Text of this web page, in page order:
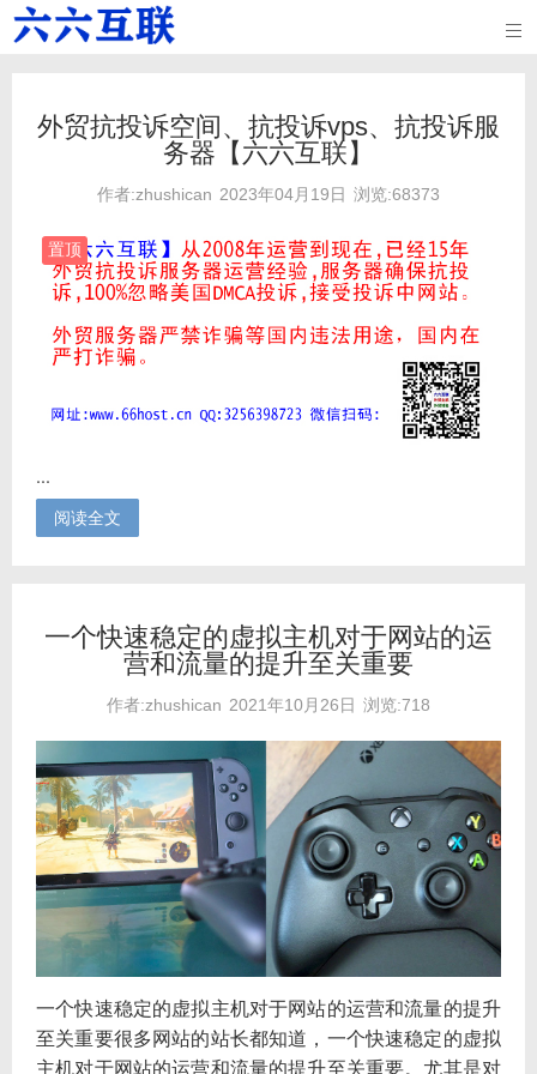

外贸抗投诉空间、抗投诉vps、抗投诉服
务器【六六互联】
作者:zhushican 2023年04月19日 浏览:68373
置顶
...
阅读全文
一个快速稳定的虚拟主机对于网站的运
营和流量的提升至关重要
作者:zhushican 2021年10月26日 浏览:718
一个快速稳定的虚拟主机对于网站的运营和流量的提升
至关重要很多网站的站长都知道，一个快速稳定的虚拟
主机对于网站的运营和流量的提升至关重要。尤其是对